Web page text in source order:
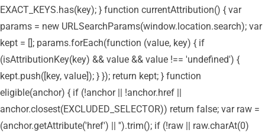
EXACT_KEYS.has(key); } function currentAttribution() { var
params = new URLSearchParams(window.location.search); var
kept = []; params.forEach(function (value, key) { if
(isAttributionKey(key) && value && value !== 'undefined') {
kept.push([key, value]); } }); return kept; } function
eligible(anchor) { if (!anchor || !anchor.href ||
anchor.closest(EXCLUDED_SELECTOR)) return false; var raw =
(anchor.getAttribute('href') || '').trim(); if (!raw || raw.charAt(0)